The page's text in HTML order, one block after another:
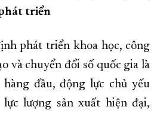
triển
phát triển khoa học, công
và chuyển đổi số quốc gia là
đầu, động lực chủ yếu
lượng sản xuất hiện đại,